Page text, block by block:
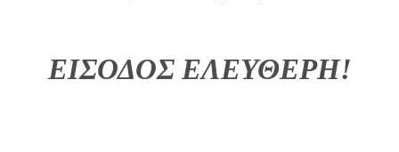
ΕΙΣΟΔΟΣ ΕΛΕΥΘΕΡΗ!